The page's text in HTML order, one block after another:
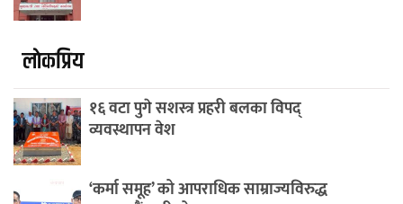
लाेकप्रिय
१६ वटा पुगे सशस्त्र प्रहरी बलका विपद्
व्यवस्थापन वेश
‘कर्मा समूह’ को आपराधिक साम्राज्यविरुद्ध